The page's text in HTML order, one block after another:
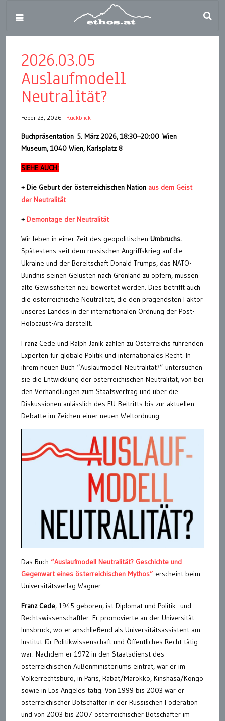
2026.03.05
Auslaufmodell
Neutralität?
Feber 23, 2026 Rückblick
Buchpräsentation 5. März 2026, 18:30–20:00 Wien
Museum, 1040 Wien, Karlsplatz 8
SIEHE AUCH:
+ Die Geburt der österreichischen Nation aus dem Geist
der Neutralität
+ Demontage der Neutralität
Wir leben in einer Zeit des geopolitischen Umbruchs.
Spätestens seit dem russischen Angriffskrieg auf die
Ukraine und der Bereitschaft Donald Trumps, das NATO-
Bündnis seinen Gelüsten nach Grönland zu opfern, müssen
alte Gewissheiten neu bewertet werden. Dies betrifft auch
die österreichische Neutralität, die den prägendsten Faktor
unseres Landes in der internationalen Ordnung der Post-
Holocaust-Ära darstellt.
Franz Cede und Ralph Janik zählen zu Österreichs führenden
Experten für globale Politik und internationales Recht. In
ihrem neuen Buch “Auslaufmodell Neutralität?” untersuchen
sie die Entwicklung der österreichischen Neutralität, von bei
den Verhandlungen zum Staatsvertrag und über die
Diskussionen anlässlich des EU-Beitritts bis zur aktuellen
Debatte im Zeichen einer neuen Weltordnung.
Das Buch “Auslaufmodell Neutralität? Geschichte und
Gegenwart eines österreichischen Mythos” erscheint beim
Universitätsverlag Wagner.
Franz Cede, 1945 geboren, ist Diplomat und Politik- und
Rechtswissenschaftler. Er promovierte an der Universität
Innsbruck, wo er anschließend als Universitätsassistent am
Institut für Politikwissenschaft und Öffentliches Recht tätig
war. Nachdem er 1972 in den Staatsdienst des
österreichischen Außenministeriums eintrat, war er im
Völkerrechtsbüro, in Paris, Rabat/Marokko, Kinshasa/Kongo
sowie in Los Angeles tätig. Von 1999 bis 2003 war er
österreichischer Botschafter in der Russischen Föderation
und von 2003 bis 2007 österreichischer Botschafter im